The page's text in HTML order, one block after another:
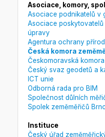
Asociace, komory,
Asociace podnikatelů v
Asociace
úpravy
Agentura ochrany
Česká komora
Českomoravská
Český svaz geodetů a
ICT unie
Odborná rada pro BIM
Společnost důlních
Spolek zeměměřičů
Instituce
Český úřad